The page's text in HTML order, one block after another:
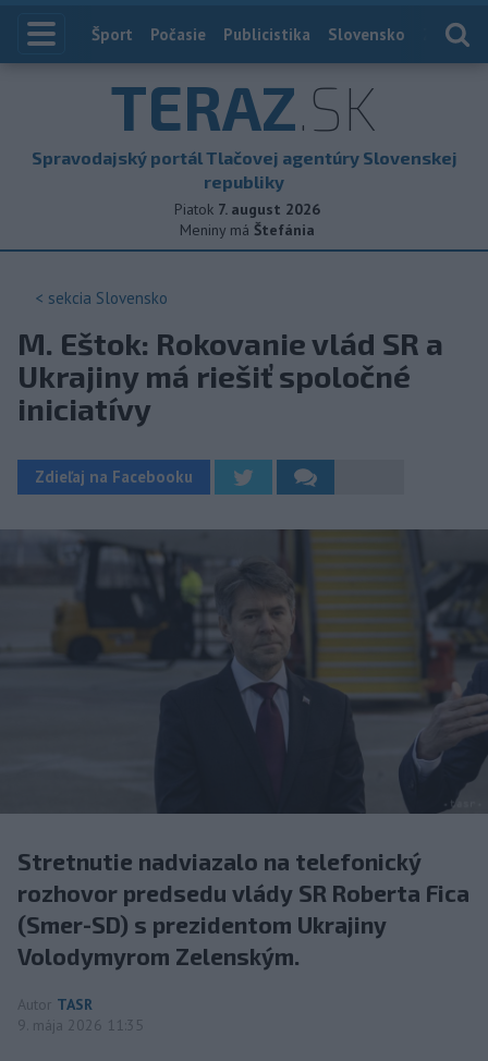
Index
Šport Počasie Publicistika Slovensko
TERAZ.SK
Spravodajský portál Tlačovej agentúry Slovenskej
republiky
Piatok 7. august 2026
Meniny má Štefánia
< sekcia Slovensko
M. Eštok: Rokovanie vlád SR a
Ukrajiny má riešiť spoločné
iniciatívy
Zdieľaj na Facebooku
Stretnutie nadviazalo na telefonický
rozhovor predsedu vlády SR Roberta Fica
(Smer-SD) s prezidentom Ukrajiny
Volodymyrom Zelenským.
Autor TASR
9. mája 2026 11:35